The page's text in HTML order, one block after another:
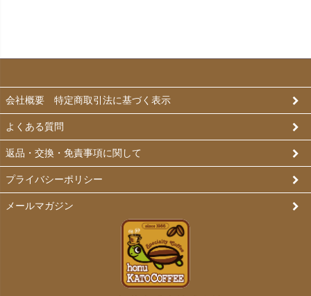
会社概要 特定商取引法に基づく表示
よくある質問
返品・交換・免責事項に関して
プライバシーポリシー
メールマガジン